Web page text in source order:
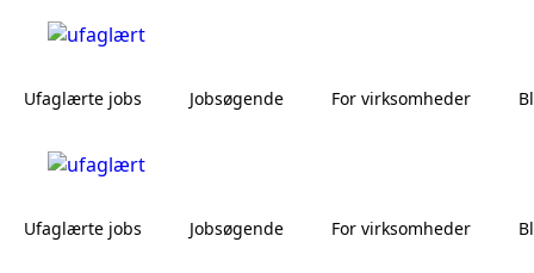
Ufaglærte jobs Jobsøgende For virksomheder
Ufaglærte jobs Jobsøgende For virksomheder